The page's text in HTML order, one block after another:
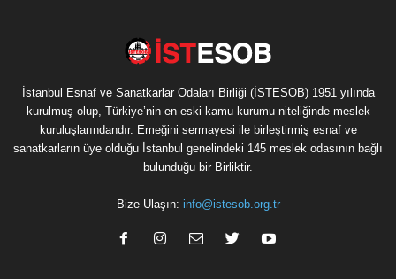
İstanbul Esnaf ve Sanatkarlar Odaları Birliği (İSTESOB) 1951 yılında
kurulmuş olup, Türkiye’nin en eski kamu kurumu niteliğinde meslek
kuruluşlarındandır. Emeğini sermayesi ile birleştirmiş esnaf ve
sanatkarların üye olduğu İstanbul genelindeki 145 meslek odasının bağlı
bulunduğu bir Birliktir.
Bize Ulaşın: info@istesob.org.tr